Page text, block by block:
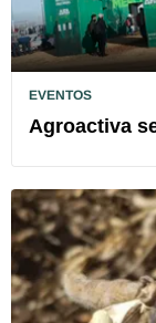
EVENTOS
Agroactiva